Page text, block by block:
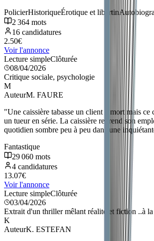
PolicierHistoriqueÉrotique et libertin
2 364 mots
16 candidatures
2.50€
Voir l'annonce
Lecture simpleClôturée
08/04/2026
Critique sociale, psychologie
M
AuteurM. FAURE
"Une caissière tabasse un client à mort mais ce
un tueur en série. La caissière reprend son
quotidien sombre peu à peu dans une
Fantastique
29 060 mots
4 candidatures
13.07€
Voir l'annonce
Lecture simpleClôturée
03/04/2026
Extrait d'un thriller mêlant réalité et fiction ..à la
K
AuteurK. ESTEFAN